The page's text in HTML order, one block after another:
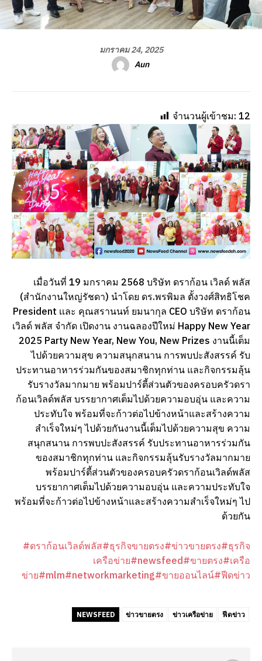
มกราคม 24, 2025
Aun
จำนวนผู้เข้าชม: 12
เมื่อวันที่ 19 มกราคม 2568 บริษัท ดราก้อน เวิลด์ พลัส
(สำนักงานใหญ่รัชดา) นำโดย ดร.พรพิมล ตั้งวงศ์สิทธิโชค
President เเละ คุณสรานนท์ ยมนากุล CEO บริษัท ดราก้อน
เวิลด์ พลัส จำกัด เปิดงาน งานฉลองปีใหม่ Happy New Year
2025 Party New Year, New You, New Prizes งานนี้เต็ม
ไปด้วยความสุข ความสนุกสนาน การพบปะสังสรรค์ รับ
ประทานอาหารร่วมกันของสมาชิกทุกท่าน และกิจกรรมลุ้น
รับรางวัลมากมาย พร้อมปาร์ตี้ส่วนตัวของครอบครัวดรา
ก้อนเวิลด์พลัสบรรยากาศเต็มไปด้วยความอบอุ่น และความ
ประทับใจ พร้อมที่จะก้าวต่อไปข้างหน้าและสร้างความ
สำเร็จใหม่ๆ ไปด้วยกันงานนี้เต็มไปด้วยความสุข ความ
สนุกสนาน การพบปะสังสรรค์ รับประทานอาหารร่วมกัน
ของสมาชิกทุกท่าน และกิจกรรมลุ้นรับรางวัลมากมาย
พร้อมปาร์ตี้ส่วนตัวของครอบครัวดราก้อนเวิลด์พลัส
บรรยากาศเต็มไปด้วยความอบอุ่น และความประทับใจ
พร้อมที่จะก้าวต่อไปข้างหน้าและสร้างความสำเร็จใหม่ๆ ไป
ด้วยกัน
#ดราก้อนเวิลด์พลัส#ธุรกิจขายตรง#ข่าวขายตรง#ธุรกิจ
เครือข่าย#newsfeed#ขายตรง#เครือ
ข่าย#mlm#networkmarketing#ขายออนไลน์#ฟีดข่าว
NEWSFEED ข่าวขายตรง ข่าวเครือข่าย ฟีดข่าว